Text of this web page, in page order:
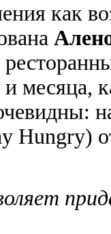
как
месяца,
Hungry)